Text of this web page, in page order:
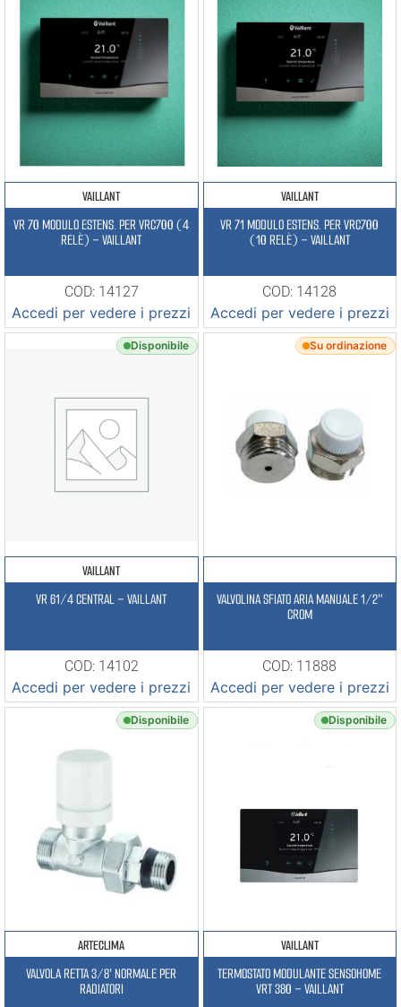
VAILLANT
VR 70 MODULO ESTENS. PER VRC700 (4
RELÈ) – VAILLANT
COD: 14127
Accedi per vedere i prezzi
VAILLANT
VR 71 MODULO ESTENS. PER VRC700
(10 RELÈ) – VAILLANT
COD: 14128
Accedi per vedere i prezzi
Disponibile
VAILLANT
VR 61/4 CENTRAL – VAILLANT
COD: 14102
Accedi per vedere i prezzi
Su ordinazione
VALVOLINA SFIATO ARIA MANUALE 1/2″
CROM
COD: 11888
Accedi per vedere i prezzi
Disponibile
ARTECLIMA
VALVOLA RETTA 3/8′ NORMALE PER
RADIATORI
Disponibile
VAILLANT
TERMOSTATO MODULANTE SENSOHOME
VRT 380 – VAILLANT